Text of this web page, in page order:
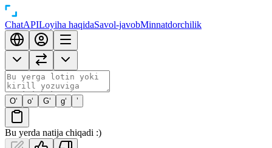
ChatAPILoyiha haqidaSavol-javobMinnatdorchilik
O‘ o‘ G‘ g‘ ’
Bu yerda natija chiqadi :)